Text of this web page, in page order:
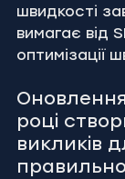
швидкості
вимагає від
оптимізації
році
викликів